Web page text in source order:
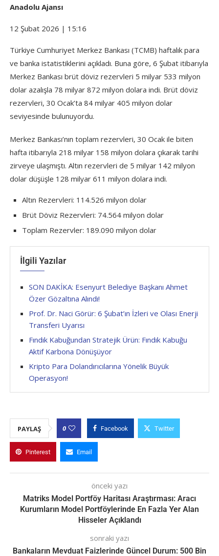
Anadolu Ajansı
12 Şubat 2026 | 15:16
Türkiye Cumhuriyet Merkez Bankası (TCMB) haftalık para
ve banka istatistiklerini açıkladı. Buna göre, 6 Şubat itibarıyla
Merkez Bankası brüt döviz rezervleri 5 milyar 533 milyon
dolar azalışla 78 milyar 872 milyon dolara indi. Brüt döviz
rezervleri, 30 Ocak’ta 84 milyar 405 milyon dolar
seviyesinde bulunuyordu.
Merkez Bankası’nın toplam rezervleri, 30 Ocak ile biten
hafta itibarıyla 218 milyar 158 milyon dolara çıkarak tarihi
zirveye ulaşmıştı. Altın rezervleri de 5 milyar 142 milyon
dolar düşüşle 128 milyar 611 milyon dolara indi.
Altın Rezervleri: 114.526 milyon dolar
Brüt Döviz Rezervleri: 74.564 milyon dolar
Toplam Rezervler: 189.090 milyon dolar
İlgili Yazılar
SON DAKİKA: Esenyurt Belediye Başkanı Ahmet
Özer Gözaltına Alındı!
Prof. Dr. Naci Görür: 6 Şubat’ın İzleri ve Olası Enerji
Transferi Uyarısı
Fındık Kabuğundan Stratejik Ürün: Fındık Kabuğu
Aktif Karbona Dönüşüyor
Kripto Para Dolandırıcılarına Yönelik Büyük
Operasyon!
PAYLAŞ 0 Facebook Twitter
Pinterest Email
önceki yazı
Matriks Model Portföy Haritası Araştırması: Aracı
Kurumların Model Portföylerinde En Fazla Yer Alan
Hisseler Açıklandı
sonraki yazı
Bankaların Mevduat Faizlerinde Güncel Durum: 500 Bin